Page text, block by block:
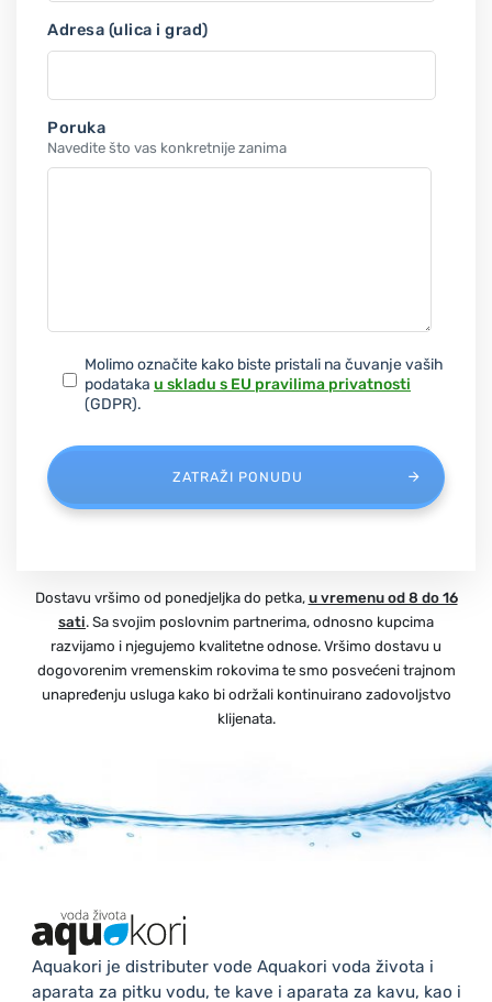
Adresa (ulica i grad)
Poruka
Navedite što vas konkretnije zanima
Molimo označite kako biste pristali na čuvanje vaših
podataka u skladu s EU pravilima privatnosti
(GDPR).
ZATRAŽI PONUDU
Dostavu vršimo od ponedjeljka do petka, u vremenu od 8 do 16
sati. Sa svojim poslovnim partnerima, odnosno kupcima
razvijamo i njegujemo kvalitetne odnose. Vršimo dostavu u
dogovorenim vremenskim rokovima te smo posvećeni trajnom
unapređenju usluga kako bi održali kontinuirano zadovoljstvo
klijenata.
Aquakori je distributer vode Aquakori voda života i
aparata za pitku vodu, te kave i aparata za kavu, kao i